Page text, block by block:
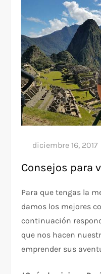
Consejos para
Para que tengas la
damos los mejores
continuación
que nos hacen
emprender sus